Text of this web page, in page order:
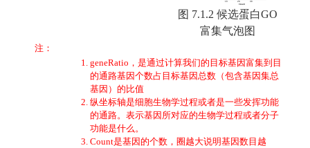
图 7.1.2 候选蛋白GO
富集气泡图
注：
geneRatio，是通过计算我们的目标基因富集到目
的通路基因个数占目标基因总数（包含基因集总
基因）的比值
纵坐标轴是细胞生物学过程或者是一些发挥功能
的通路。表示基因所对应的生物学过程或者分子
功能是什么。
Count是基因的个数，圈越大说明基因数目越